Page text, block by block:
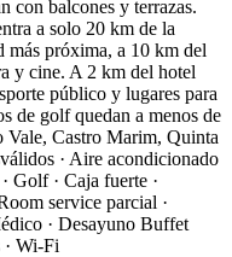
con balcones y terrazas.
a solo 20 km de la
más próxima, a 10 km del
y cine. A 2 km del hotel
público y lugares para
de golf quedan a menos de
Castro Marim, Quinta
· Aire acondicionado
Golf · Caja fuerte ·
service parcial ·
· Desayuno Buffet
Wi-Fi